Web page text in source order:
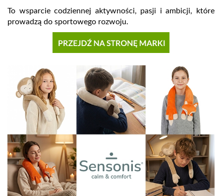
To wsparcie codziennej aktywności, pasji i ambicji, które
prowadzą do sportowego rozwoju.